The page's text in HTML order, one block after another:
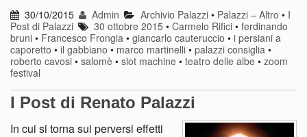
30/10/2015 Admin Archivio Palazzi• Palazzi – Altro • I
Post di Palazzi
30 ottobre 2015 •Carmelo Rifici •ferdinando
bruni • Francesco Frongia • giancarlo cauteruccio • i persiani a
caporetto • il gabbiano • marco martinelli • palazzi consiglia •
roberto cavosi • salomè • slot machine • teatro delle albe • zoom
festival
I Post di Renato Palazzi
In cui si torna sui perversi effetti